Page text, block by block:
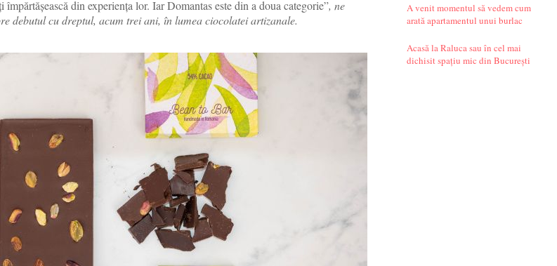
A venit momentul să vedem cum
arată apartamentul unui burlac
Acasă la Raluca sau în cel mai
dichisit spațiu mic din București
împărtășească din experiența lor. Iar Domantas este din a doua categorie”, ne
debutul cu dreptul, acum trei ani, în lumea ciocolatei artizanale.